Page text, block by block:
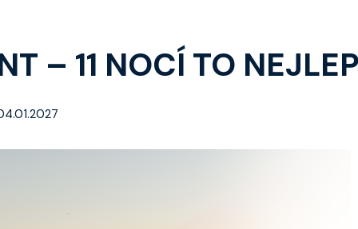
Tipy na nejlepší
– 11 NOCÍ TO